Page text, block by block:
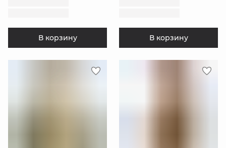
В корзину В корзину